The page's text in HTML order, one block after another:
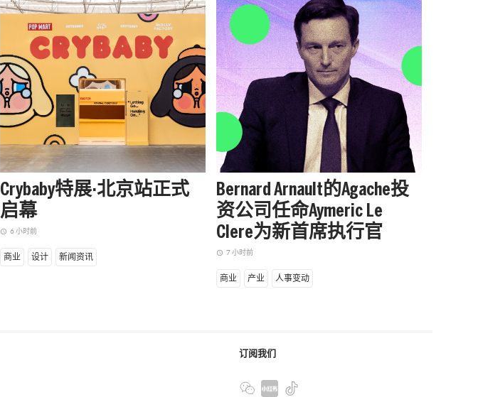
Crybaby特展·北京站正式
启幕
access_time 6 小时前
商业 设计 新闻资讯
Bernard Arnault的Agache投
资公司任命Aymeric Le
Clere为新首席执行官
access_time 7 小时前
商业 产业 人事变动
订阅我们